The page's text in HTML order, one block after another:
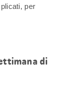
per
di